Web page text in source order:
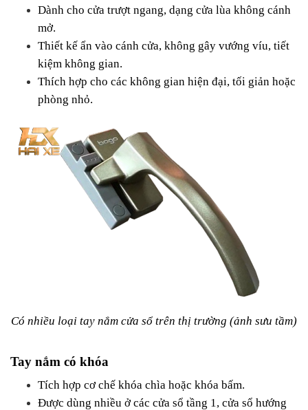
Dành cho cửa trượt ngang, dạng cửa lùa không cánh
mở.
Thiết kế ẩn vào cánh cửa, không gây vướng víu, tiết
kiệm không gian.
Thích hợp cho các không gian hiện đại, tối giản hoặc
phòng nhỏ.
Có nhiều loại tay nắm cửa sổ trên thị trường (ảnh sưu tầm)
Tay nắm có khóa
Tích hợp cơ chế khóa chìa hoặc khóa bấm.
Được dùng nhiều ở các cửa sổ tầng 1, cửa sổ hướng